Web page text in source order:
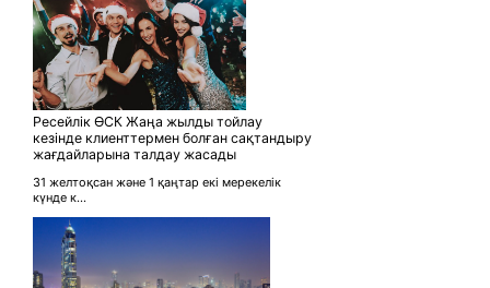
Ресейлік ӨСК Жаңа жылды тойлау
кезінде клиенттермен болған сақтандыру
жағдайларына талдау жасады
31 желтоқсан және 1 қаңтар екі мерекелік
күнде к...